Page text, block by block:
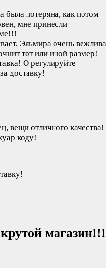
была потеряна, как потом
мне принесли
Эльмира очень вежлива
тот или иной размер!
О регулируйте
доставку!
вещи отличного качества!
коду!
магазин!!!